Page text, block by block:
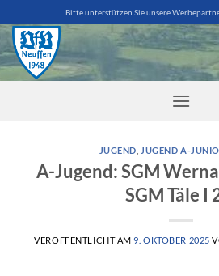
Inhalt
springen
Bitte unterstützen Sie unsere
JUGEND JUGEND A-
A-Jugend: SGM
SGM Täle I
VERÖFFENTLICHT AM9. OKTOBER 2025